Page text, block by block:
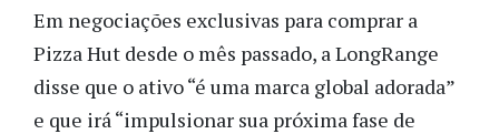
Em negociações exclusivas para comprar a
Pizza Hut desde o mês passado, a LongRange
disse que o ativo “é uma marca global adorada”
e que irá “impulsionar sua próxima fase de